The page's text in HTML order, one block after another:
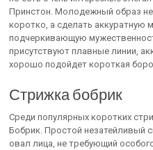
Принстон. Молодежный образ
коротко, а сделать аккуратную
подчеркивающую
присутствуют плавные линии,
хорошо подойдет короткая
Стрижка бобрик
Среди популярных коротких
Бобрик. Простой незатейливый
овал лица, не требующий